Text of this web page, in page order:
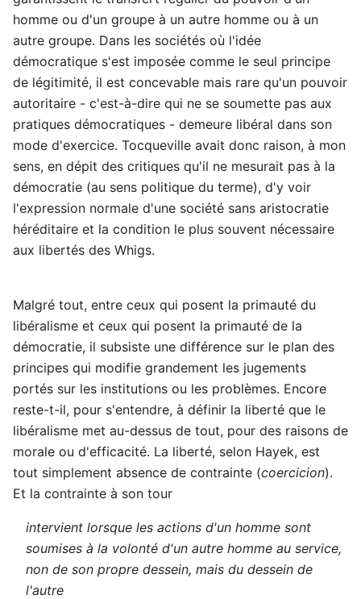
homme ou d'un groupe à un autre homme ou à un
autre groupe. Dans les sociétés où l'idée
démocratique s'est imposée comme le seul principe
de légitimité, il est concevable mais rare qu'un pouvoir
autoritaire - c'est-à-dire qui ne se soumette pas aux
pratiques démocratiques - demeure libéral dans son
mode d'exercice. Tocqueville avait donc raison, à mon
sens, en dépit des critiques qu'il ne mesurait pas à la
démocratie (au sens politique du terme), d'y voir
l'expression normale d'une société sans aristocratie
héréditaire et la condition le plus souvent nécessaire
aux libertés des Whigs.
Malgré tout, entre ceux qui posent la primauté du
libéralisme et ceux qui posent la primauté de la
démocratie, il subsiste une différence sur le plan des
principes qui modifie grandement les jugements
portés sur les institutions ou les problèmes. Encore
reste-t-il, pour s'entendre, à définir la liberté que le
libéralisme met au-dessus de tout, pour des raisons de
morale ou d'efficacité. La liberté, selon Hayek, est
tout simplement absence de contrainte (coercicion).
Et la contrainte à son tour
intervient lorsque les actions d'un homme sont
soumises à la volonté d'un autre homme au service,
non de son propre dessein, mais du dessein de
l'autre